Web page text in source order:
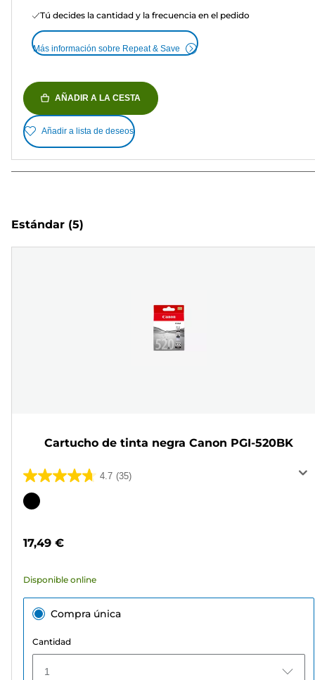
Tú decides la cantidad y la frecuencia en el pedido
Más información sobre Repeat & Save
AÑADIR A LA CESTA
Añadir a lista de deseos
Estándar (5)
Cartucho de tinta negra Canon PGI-520BK
4.7 (35)
4.7
de
35
Cartucho
17,49 €
Disponible online
Compra única
Cantidad
1